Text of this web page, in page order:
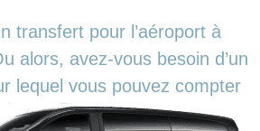
transfert pour l’aéroport à
alors, avez-vous besoin d’un
lequel vous pouvez compter